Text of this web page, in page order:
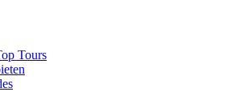
Tours